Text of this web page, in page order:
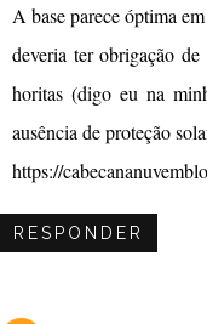
A base parece óptima
deveria ter obrigação
horitas (digo eu na
ausência de proteção
https://
RESPONDER